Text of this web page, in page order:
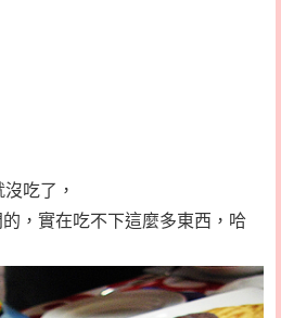
吃了，
，實在吃不下這麼多東西，哈